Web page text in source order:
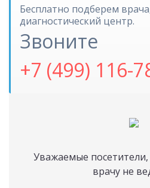
Бесплатно подберем
диагностический центр.
Звоните
+7 (499) 116-
Уважаемые
врачу не